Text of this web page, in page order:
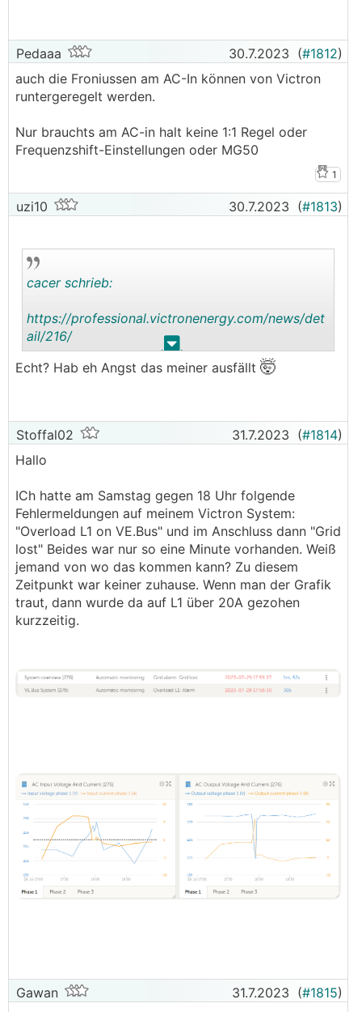
Pedaaa 30.7.2023 (#1812)
auch die Froniussen am AC-In können von Victron
runtergeregelt werden.
Nur brauchts am AC-in halt keine 1:1 Regel oder
Frequenzshift-Einstellungen oder MG50
1
uzi10 30.7.2023 (#1813)
. .
cacer schrieb:
https://professional.victronenergy.com/news/det
ail/216/
10 jahre garantie auf alle betroffenen rs450/100 ,
Echt? Hab eh Angst das meiner ausfällt 🤯
Stoffal02 31.7.2023 (#1814)
Hallo
ICh hatte am Samstag gegen 18 Uhr folgende
Fehlermeldungen auf meinem Victron System:
"Overload L1 on VE.Bus" und im Anschluss dann "Grid
lost" Beides war nur so eine Minute vorhanden. Weiß
jemand von wo das kommen kann? Zu diesem
Zeitpunkt war keiner zuhause. Wenn man der Grafik
traut, dann wurde da auf L1 über 20A gezohen
kurzzeitig.
Gawan 31.7.2023 (#1815)